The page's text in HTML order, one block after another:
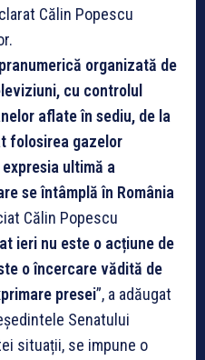
Călin Popescu
organizată de
cu controlul
aflate în sediu, de la
folosirea gazelor
ultimă a
se întâmplă în România
Călin Popescu
ieri nu este o acțiune de
o încercare vădită de
presei”, a adăugat
Senatului
situații, se impune o